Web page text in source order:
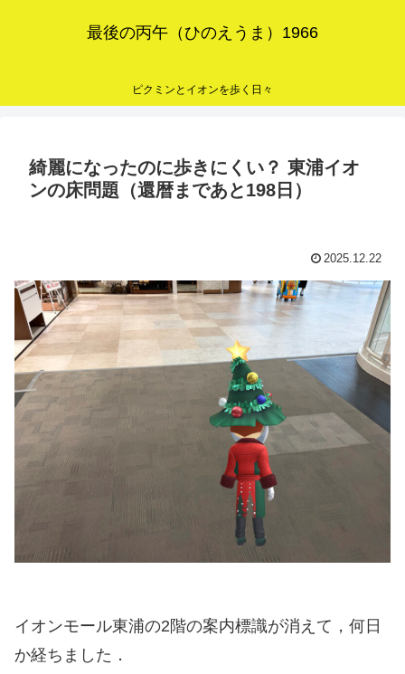
最後の丙午（ひのえうま）1966
ピクミンとイオンを歩く日々
綺麗になったのに歩きにくい？ 東浦イオ
ンの床問題（還暦まであと198日）
2025.12.22
イオンモール東浦の2階の案内標識が消えて，何日
か経ちました．